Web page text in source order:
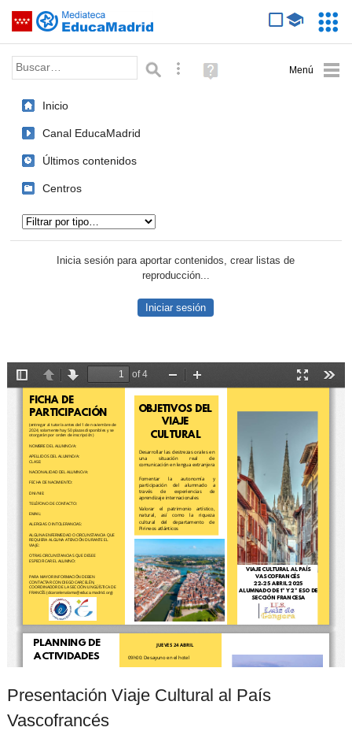
Saltar navegación
Palabra o frase: Búsqueda avanzada
Ayuda
(en
Inicio
Canal EducaMadrid
Últimos contenidos
Centros
Inicia sesión para aportar contenidos, crear listas de
reproducción...
Iniciar sesión
Presentación Viaje Cultural al País
Vascofrancés